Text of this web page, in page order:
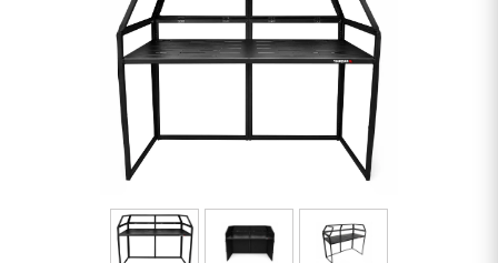
Synths & samplers
Home-studio
Hoofdtelefoon
Microfoon